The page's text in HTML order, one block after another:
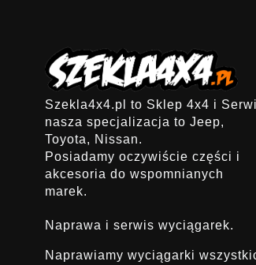
Szekla4x4.pl to Sklep 4x4 i
nasza specjalizacja to Jeep,
Toyota, Nissan.
Posiadamy oczywiście części i
akcesoria do wspomnianych
marek.
Naprawa i serwis wyciągarek.
Naprawiamy wyciągarki